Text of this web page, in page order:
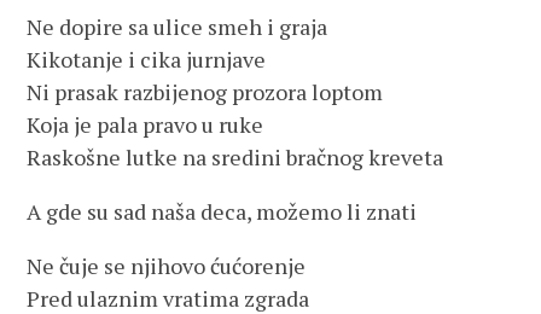
Ne dopire sa ulice smeh i graja
Kikotanje i cika jurnjave
Ni prasak razbijenog prozora loptom
Koja je pala pravo u ruke
Raskošne lutke na sredini bračnog kreveta
A gde su sad naša deca, možemo li znati
Ne čuje se njihovo ćućorenje
Pred ulaznim vratima zgrada